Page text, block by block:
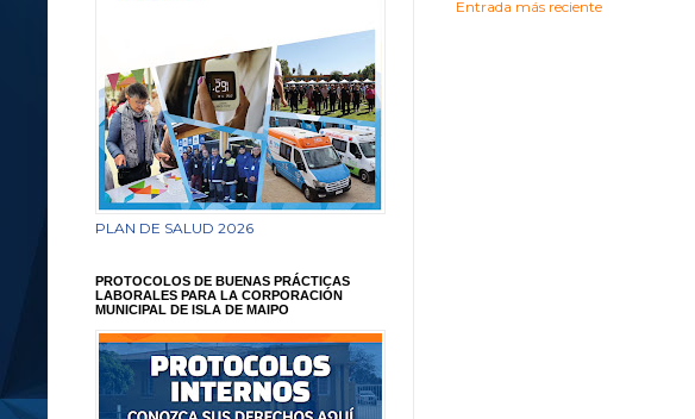
Entrada más reciente
PLAN DE SALUD 2026
PROTOCOLOS DE BUENAS PRÁCTICAS
LABORALES PARA LA CORPORACIÓN
MUNICIPAL DE ISLA DE MAIPO